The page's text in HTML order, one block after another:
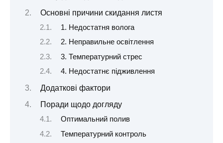
Основні причини скидання листя
1. Недостатня волога
2. Неправильне освітлення
3. Температурний стрес
4. Недостатнє підживлення
Додаткові фактори
Поради щодо догляду
Оптимальний полив
Температурний контроль